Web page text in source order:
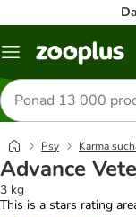
Menu
Szukaj
produktów
Psy Karma
Advance
3 kg
This is a stars rating